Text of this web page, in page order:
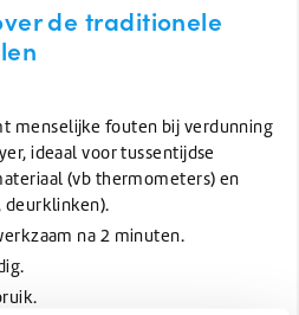
de traditionele
menselijke fouten bij verdunning
ideaal voor tussentijdse
(vb thermometers) en
deurklinken).
na 2 minuten.